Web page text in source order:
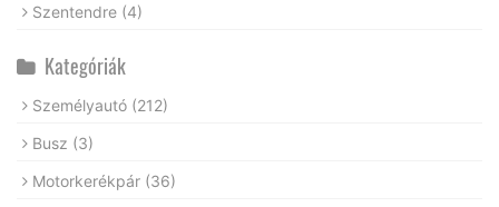
Szentendre (4)
Kategóriák
Személyautó (212)
Busz (3)
Motorkerékpár (36)